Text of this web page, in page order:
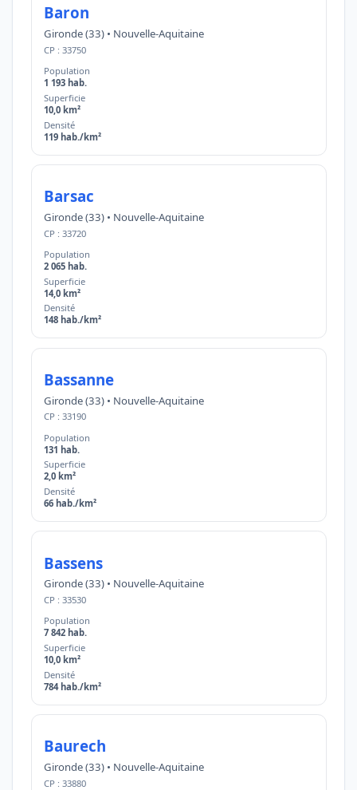
Baron
Gironde (33) • Nouvelle-Aquitaine
CP : 33750
Population
1 193 hab.
Superficie
10,0 km²
Densité
119 hab./km²
Barsac
Gironde (33) • Nouvelle-Aquitaine
CP : 33720
Population
2 065 hab.
Superficie
14,0 km²
Densité
148 hab./km²
Bassanne
Gironde (33) • Nouvelle-Aquitaine
CP : 33190
Population
131 hab.
Superficie
2,0 km²
Densité
66 hab./km²
Bassens
Gironde (33) • Nouvelle-Aquitaine
CP : 33530
Population
7 842 hab.
Superficie
10,0 km²
Densité
784 hab./km²
Baurech
Gironde (33) • Nouvelle-Aquitaine
CP : 33880